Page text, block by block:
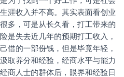
涯收入并不高。其实表面看创业
多，可是从长久看，打工带来的
失去近几年的预期打工收入，
借的一部份钱，但是毕竟年轻，
取养分和经验，经商水平与能力
商人士的群体后，眼界和经验日